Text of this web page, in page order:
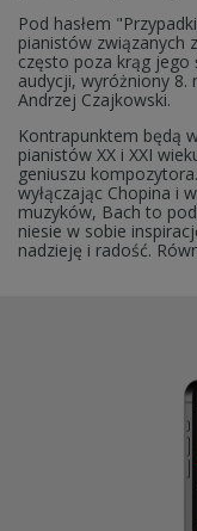
Pod hasłem
pianistów związanych
często poza krąg jego
audycji, wyróżniony 8.
Andrzej Czajkowski.
Kontrapunktem będą
pianistów XX i XXI
geniuszu
wyłączając Chopina i
muzyków, Bach to
niesie w sobie
nadzieję i radość.